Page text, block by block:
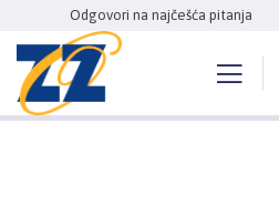
Odgovori na najčešća pitanja